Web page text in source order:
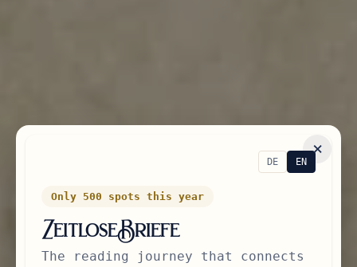
×
DE EN
Only 500 spots this year
ZeitloseBriefe
The reading journey that connects